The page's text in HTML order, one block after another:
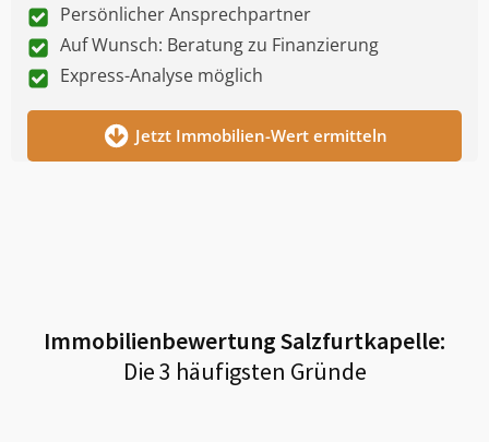
Persönlicher Ansprechpartner
Auf Wunsch: Beratung zu Finanzierung
Express-Analyse möglich
Jetzt Immobilien-Wert ermitteln
ImmobilienbewertungSalzfurtkapelle:
Die 3 häufigsten Gründe